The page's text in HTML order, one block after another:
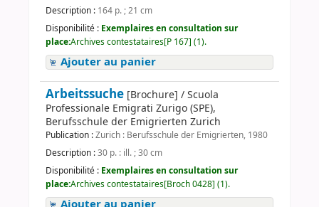
Description : 164 p. ; 21 cm
Disponibilité : Exemplaires en consultation sur
place:Archives contestataires[P 167] (1).
Ajouter au panier
Arbeitssuche [Brochure] / Scuola
Professionale Emigrati Zurigo (SPE),
Berufsschule der Emigrierten Zurich
Publication :Zurich : Berufsschule der Emigrierten, 1980
Description :30 p. : ill. ; 30 cm
Disponibilité : Exemplaires en consultation sur
place:Archives contestataires[Broch 0428] (1).